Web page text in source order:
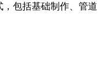
包括基础制作、管道